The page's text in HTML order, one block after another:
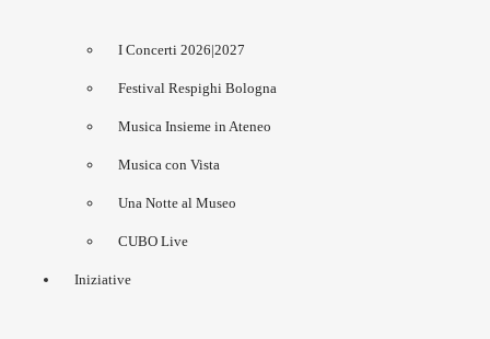
I Concerti 2026|2027
Festival Respighi Bologna
Musica Insieme in Ateneo
Musica con Vista
Una Notte al Museo
CUBO Live
Iniziative